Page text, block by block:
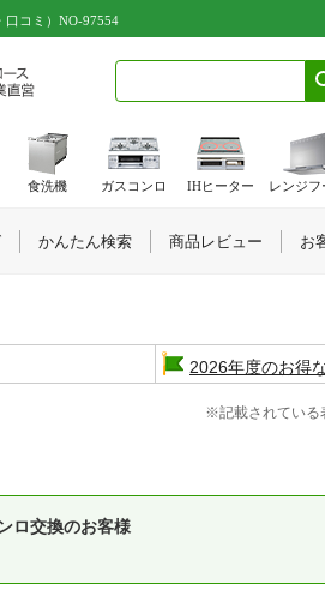
口コミ）NO-97554
2026年度のお得
※記載されている
ロ交換のお客様
食洗機 ガスコンロ IHヒーター レンジフ
かんたん検索 商品レビュー お